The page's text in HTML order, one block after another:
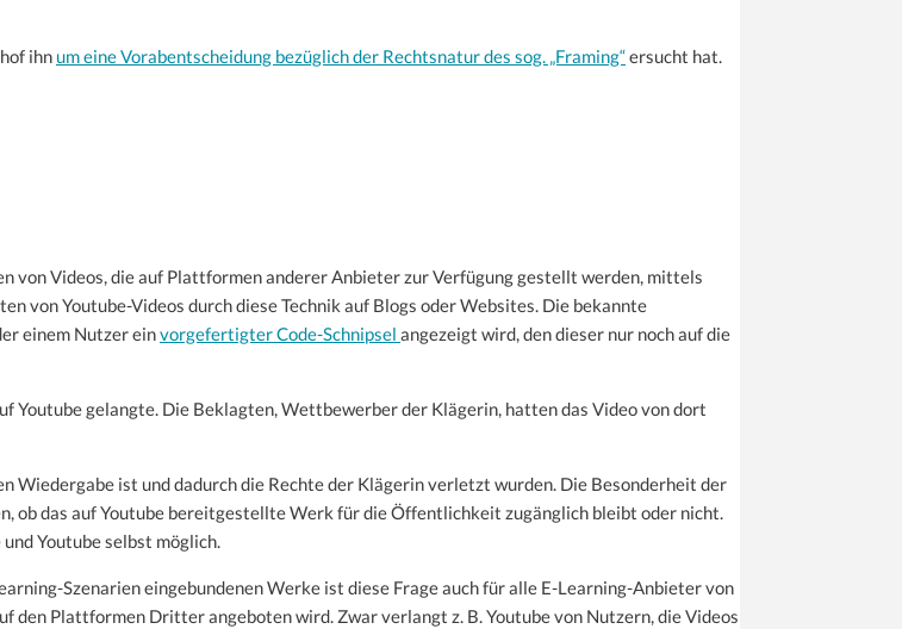
ihn um eine Vorabentscheidung bezüglich der Rechtsnatur des sog. „Framing“ersucht hat.
von Videos, die auf Plattformen anderer Anbieter zur Verfügung gestellt werden, mittels
von Youtube-Videos durch diese Technik auf Blogs oder Websites. Die bekannte
einem Nutzer einvorgefertigter Code-Schnipsel angezeigt wird, den dieser nur noch auf die
Youtube gelangte. Die Beklagten, Wettbewerber der Klägerin, hatten das Video von dort
Wiedergabe ist und dadurch die Rechte der Klägerin verletzt wurden. Die Besonderheit der
das auf Youtube bereitgestellte Werk für die Öffentlichkeit zugänglich bleibt oder nicht.
Youtube selbst möglich.
Szenarien eingebundenen Werke ist diese Frage auch für alle E-Learning-Anbieter von
Plattformen Dritter angeboten wird. Zwar verlangt z. B. Youtube von Nutzern, die Videos